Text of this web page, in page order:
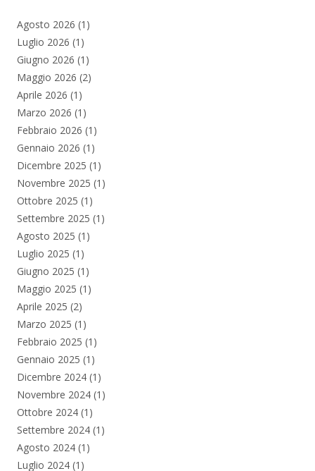
Agosto 2026 (1)
Luglio 2026 (1)
Giugno 2026 (1)
Maggio 2026 (2)
Aprile 2026 (1)
Marzo 2026 (1)
Febbraio 2026 (1)
Gennaio 2026 (1)
Dicembre 2025 (1)
Novembre 2025 (1)
Ottobre 2025 (1)
Settembre 2025 (1)
Agosto 2025 (1)
Luglio 2025 (1)
Giugno 2025 (1)
Maggio 2025 (1)
Aprile 2025 (2)
Marzo 2025 (1)
Febbraio 2025 (1)
Gennaio 2025 (1)
Dicembre 2024 (1)
Novembre 2024 (1)
Ottobre 2024 (1)
Settembre 2024 (1)
Agosto 2024 (1)
Luglio 2024 (1)